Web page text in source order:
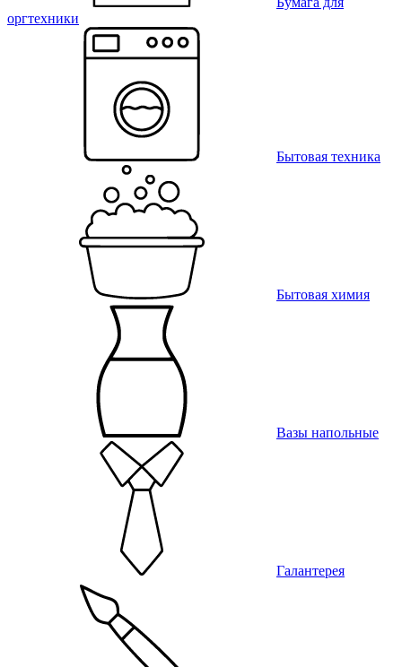
оргтехники
Бытовая техника
Бытовая химия
Вазы напольные
Галантерея